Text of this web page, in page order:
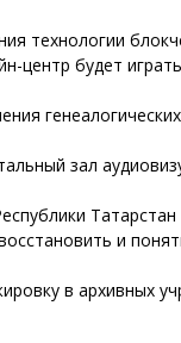
технологии
центр будет
зал
и
в архивных